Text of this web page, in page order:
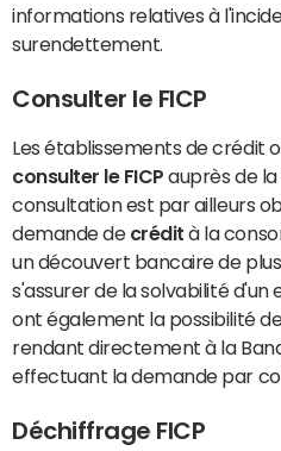
informations relatives à
surendettement.
Consulter le FICP
Les établissements de crédit
consulter le FICP auprès de
consultation est par ailleurs
demande de crédit à la
un découvert bancaire de
s'assurer de la solvabilité d'un
ont également la possibilité
rendant directement à la
effectuant la demande par
Déchiffrage FICP